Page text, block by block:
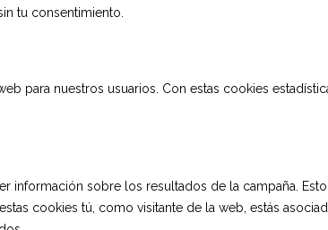
tu consentimiento.
para nuestros usuarios. Con estas cookies
información sobre los resultados de la campaña.
estas cookies tú, como visitante de la web, estás